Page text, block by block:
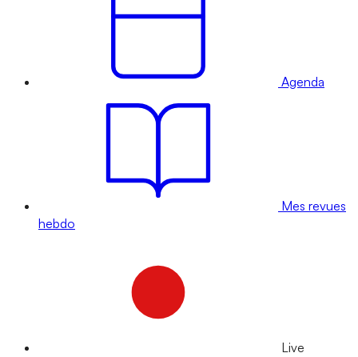
Agenda
Mes revues
hebdo
Live